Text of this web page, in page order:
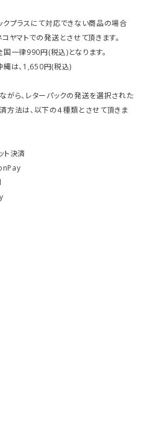
クプラスにて対応できない商品の場合
コヤマトでの発送とさせて頂きます。
国一律990円(税込)となります。
縄は、1,650円(税込)
がら、レターパックの発送を選択された
方法は、以下の４種類とさせて頂きま
ト決済